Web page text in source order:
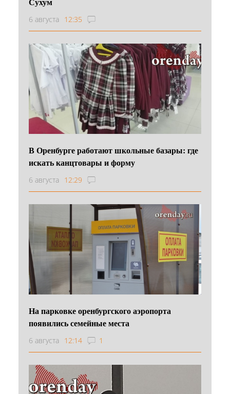
6 августа 12:35
В Оренбурге работают школьные базары: где
искать канцтовары и форму
6 августа 12:29
На парковке оренбургского аэропорта
появились семейные места
6 августа 12:14 1